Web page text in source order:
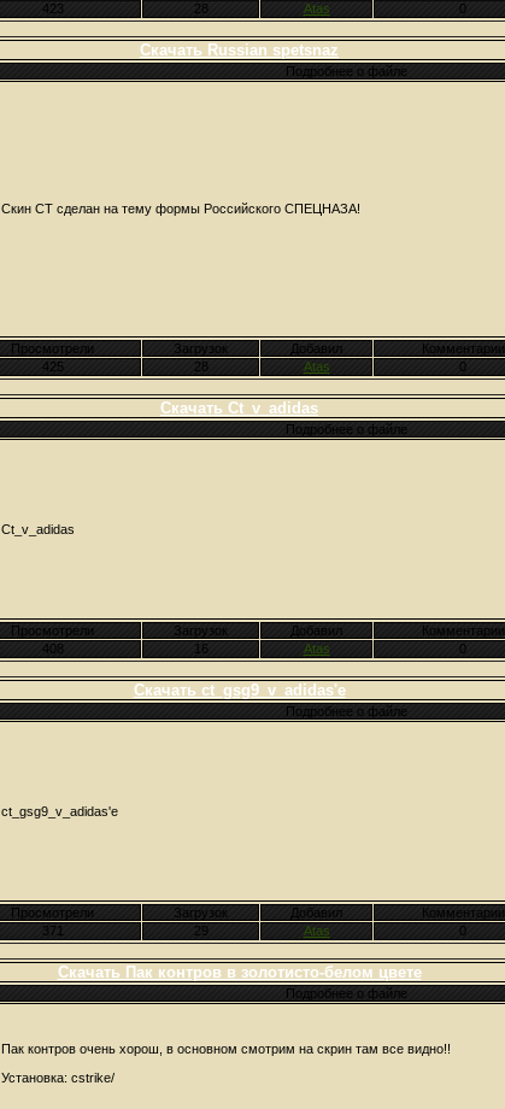
423
28 Atas 0
Скачать Russian spetsnaz
Подробнее о файле
Скин CT сделан на тему формы Российского СПЕЦНАЗА!
Просмотрели Загрузок Добавил Комментарии
425
28 Atas 0
Скачать Ct_v_adidas
Подробнее о файле
Ct_v_adidas
Просмотрели Загрузок Добавил Комментарии
408
16 Atas 0
Скачать ct_gsg9_v_adidas'e
Подробнее о файле
ct_gsg9_v_adidas'e
Просмотрели Загрузок Добавил Комментарии
371
29 Atas 0
Скачать Пак контров в золотисто-белом цвете
Подробнее о файле
Пак контров очень хорош, в основном смотрим на скрин там все видно!!
Установка: cstrike/